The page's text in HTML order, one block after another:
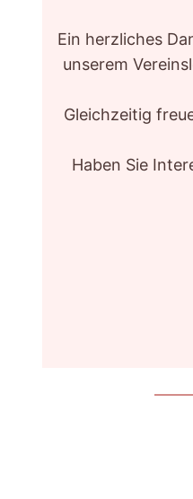
Ein herzliches
unserem
Gleichzeitig
Haben Sie